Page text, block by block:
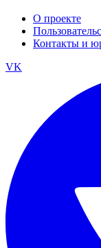
О проекте
Контакты и
VK